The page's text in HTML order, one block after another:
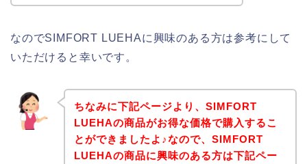
なのでSIMFORT LUEHAに興味のある方は参考にして
いただけると幸いです。
ちなみに下記ページより、SIMFORT
LUEHAの商品がお得な価格で購入するこ
とができましたよ♪なので、SIMFORT
LUEHAの商品に興味のある方は下記ペー